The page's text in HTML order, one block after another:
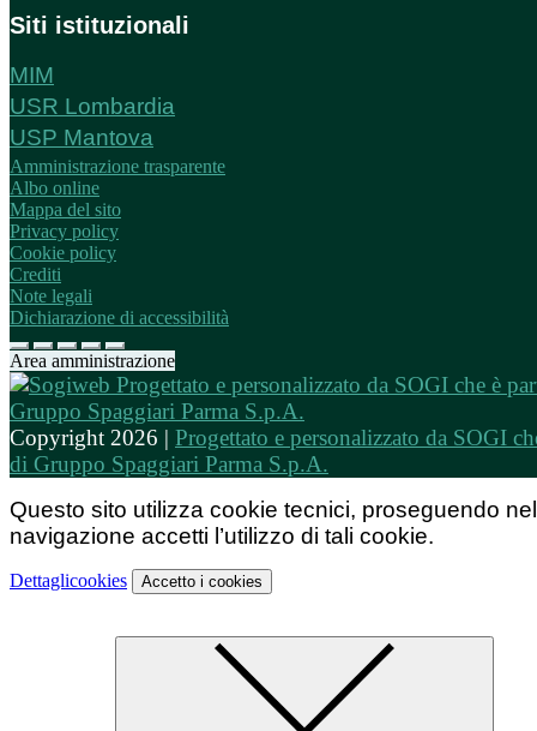
Siti istituzionali
MIM
USR Lombardia
USP Mantova
Amministrazione trasparente
Albo online
Mappa del sito
Privacy policy
Cookie policy
Crediti
Note legali
Dichiarazione di accessibilità
Area amministrazione
Copyright 2026 | Progettato e personalizzato da SOGI
di Gruppo Spaggiari Parma S.p.A.
Questo sito utilizza cookie tecnici, proseguendo
navigazione accetti l’utilizzo di tali cookie.
Dettaglicookies Accetto i cookies